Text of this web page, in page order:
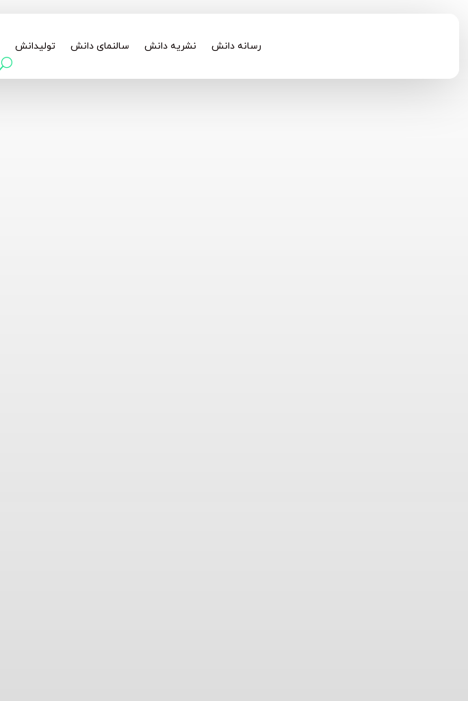
رسانه دانش نشریه دانش سالنمای دانش تولیدانش